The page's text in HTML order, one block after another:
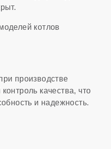
котлов
производстве
качества, что
и надежность.